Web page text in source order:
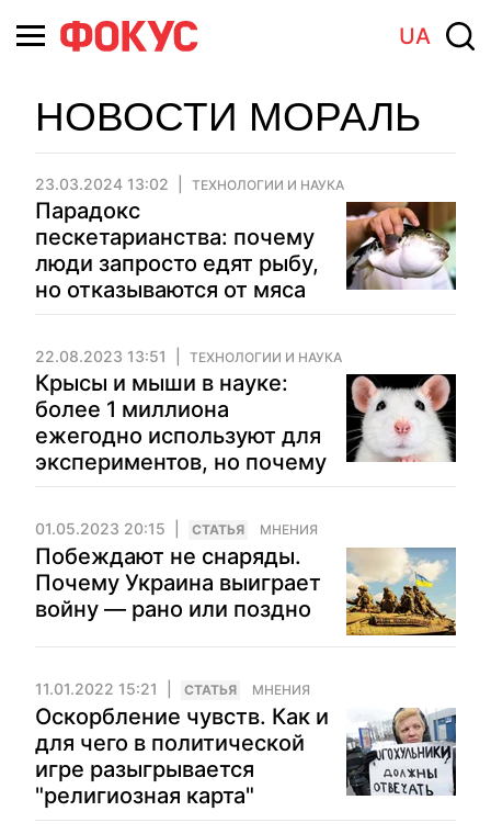
UA
НОВОСТИ МОРАЛЬ
23.03.2024 13:02 ТЕХНОЛОГИИ И НАУКА
Парадокс
пескетарианства: почему
люди запросто едят рыбу,
но отказываются от мяса
22.08.2023 13:51 ТЕХНОЛОГИИ И НАУКА
Крысы и мыши в науке:
более 1 миллиона
ежегодно используют для
экспериментов, но почему
01.05.2023 20:15 CТАТЬЯ МНЕНИЯ
Побеждают не снаряды.
Почему Украина выиграет
войну — рано или поздно
11.01.2022 15:21 CТАТЬЯ МНЕНИЯ
Оскорбление чувств. Как и
для чего в политической
игре разыгрывается
"религиозная карта"